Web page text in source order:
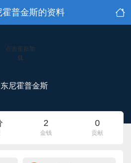
霍普金斯的资料
点击重新加
载
尼霍普金斯
2
金钱
0
贡献